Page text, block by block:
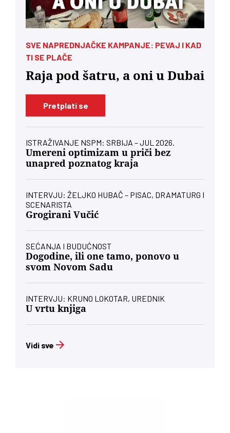
SVE NAPREDNJAČKE KAMPANJE: PEVAJ I KAD
TI SE PLAČE
Raja pod šatru, a oni u Dubai
Pretplati se
ISTRAŽIVANJE NSPM: SRBIJA – JUL 2026.
Umereni optimizam u priči bez
unapred poznatog kraja
INTERVJU: ŽELJKO HUBAČ – PISAC, DRAMATURG I
SCENARISTA
Grogirani Vučić
SEĆANJA I BUDUĆNOST
Dogodine, ili one tamo, ponovo u
svom Novom Sadu
INTERVJU: KRUNO LOKOTAR, UREDNIK
U vrtu knjiga
Vidi sve